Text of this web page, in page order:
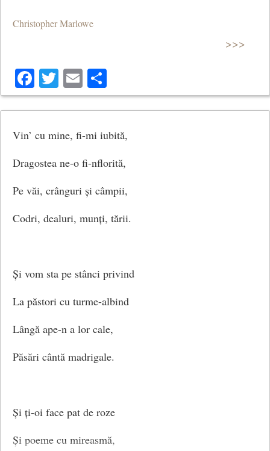
Christopher Marlowe
>>>
Facebook
Twitter
Email
Vin’ cu mine, fi-mi iubită,
Dragostea ne-o fi-nflorită,
Pe văi, crânguri și câmpii,
Codri, dealuri, munți, tării.
Și vom sta pe stânci privind
La păstori cu turme-albind
Lângă ape-n a lor cale,
Păsări cântă madrigale.
Și ți-oi face pat de roze
Și poeme cu mireasmă,